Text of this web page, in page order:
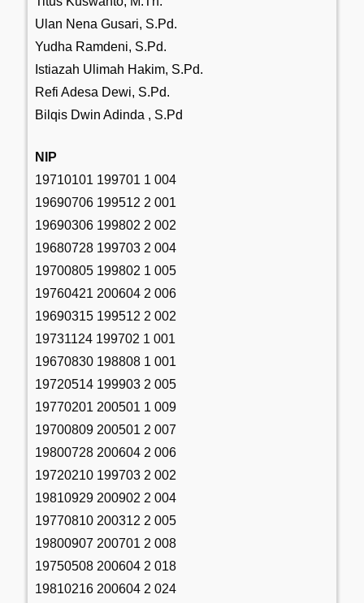
Ulan Nena Gusari, S.Pd.
Yudha Ramdeni, S.Pd.
Istiazah Ulimah Hakim, S.Pd.
Refi Adesa Dewi, S.Pd.
Bilqis Dwin Adinda , S.Pd
NIP
19710101 199701 1 004
19690706 199512 2 001
19690306 199802 2 002
19680728 199703 2 004
19700805 199802 1 005
19760421 200604 2 006
19690315 199512 2 002
19731124 199702 1 001
19670830 198808 1 001
19720514 199903 2 005
19770201 200501 1 009
19700809 200501 2 007
19800728 200604 2 006
19720210 199703 2 002
19810929 200902 2 004
19770810 200312 2 005
19800907 200701 2 008
19750508 200604 2 018
19810216 200604 2 024